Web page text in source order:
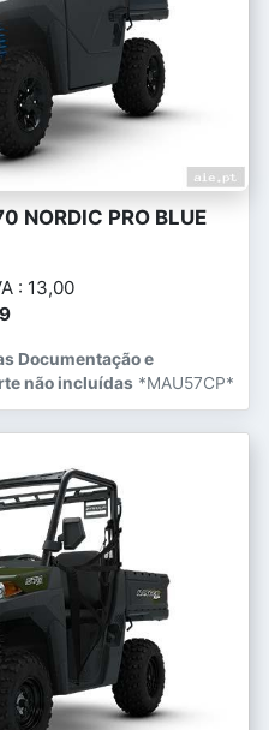
NORDIC PRO BLUE
: 13,00
Documentação e
não incluídas *MAU57CP*